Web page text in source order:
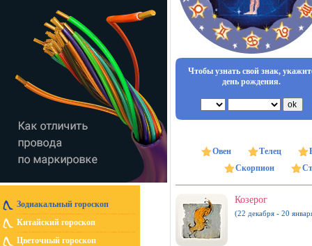
Зодиакальный гороскоп
Китайский гороскоп
Цветочный гороскоп
Чтобы узнать свой знак,
день рождения.
Овен Телец
Скорпион
Козерог
(22 декабря - 20